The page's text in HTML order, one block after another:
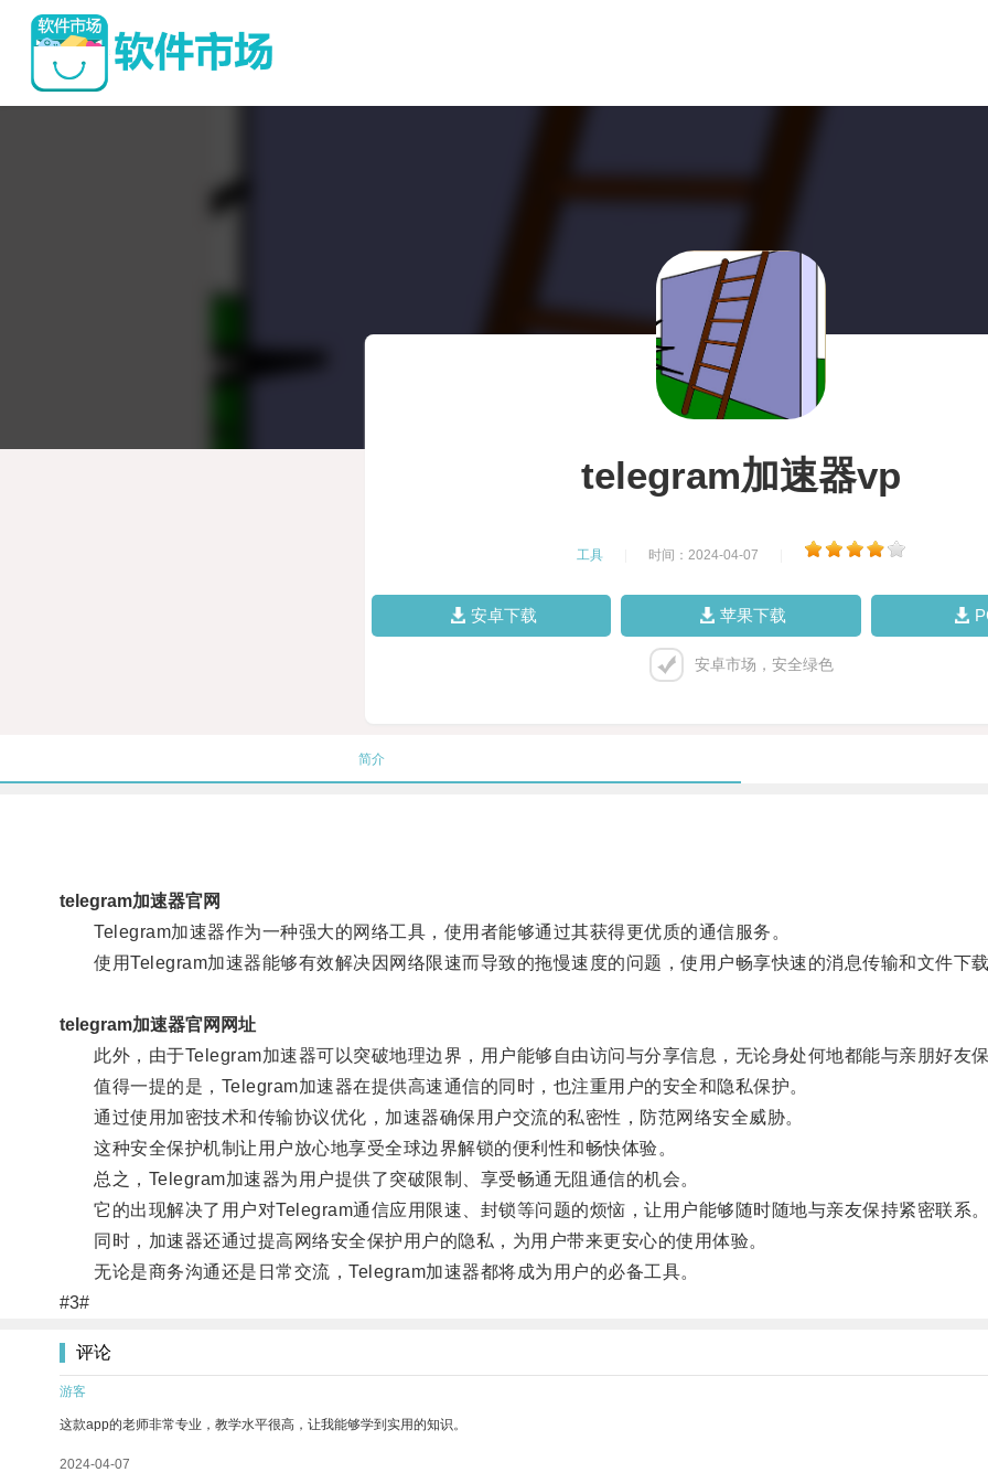
telegram加速器vp
工具 时间：2024-04-07
安卓下载 苹果下载
安卓市场，安全绿色
简介
telegram加速器官网
Telegram加速器作为一种强大的网络工具，使用者能够通过其获得更优质的通信服务。
使用Telegram加速器能够有效解决因网络限速而导致的拖慢速度的问题，使用户畅享快速的消息传输和文件下载
telegram加速器官网网址
此外，由于Telegram加速器可以突破地理边界，用户能够自由访问与分享信息，无论身处何地都能与亲朋好友保
值得一提的是，Telegram加速器在提供高速通信的同时，也注重用户的安全和隐私保护。
通过使用加密技术和传输协议优化，加速器确保用户交流的私密性，防范网络安全威胁。
这种安全保护机制让用户放心地享受全球边界解锁的便利性和畅快体验。
总之，Telegram加速器为用户提供了突破限制、享受畅通无阻通信的机会。
它的出现解决了用户对Telegram通信应用限速、封锁等问题的烦恼，让用户能够随时随地与亲友保持紧密联系。
同时，加速器还通过提高网络安全保护用户的隐私，为用户带来更安心的使用体验。
无论是商务沟通还是日常交流，Telegram加速器都将成为用户的必备工具。
#3#
评论
游客
这款app的老师非常专业，教学水平很高，让我能够学到实用的知识。
2024-04-07